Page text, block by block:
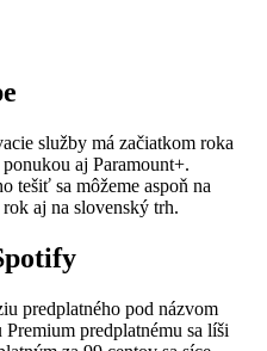
služby má začiatkom roka
aj Paramount+.
tešiť sa môžeme aspoň na
aj na slovenský trh.
predplatného pod názvom
predplatnému sa líši